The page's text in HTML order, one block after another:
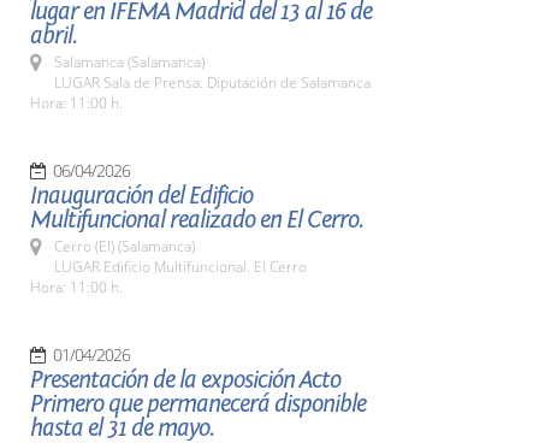
lugar en IFEMA Madrid del 13 al 16 de
abril.
Salamanca (Salamanca)
LUGAR Sala de Prensa. Diputación de Salamanca
Hora: 11:00 h.
06/04/2026
Inauguración del Edificio
Multifuncional realizado en El Cerro.
Cerro (El) (Salamanca)
LUGAR Edificio Multifuncional. El Cerro
Hora: 11:00 h.
01/04/2026
Presentación de la exposición Acto
Primero que permanecerá disponible
hasta el 31 de mayo.